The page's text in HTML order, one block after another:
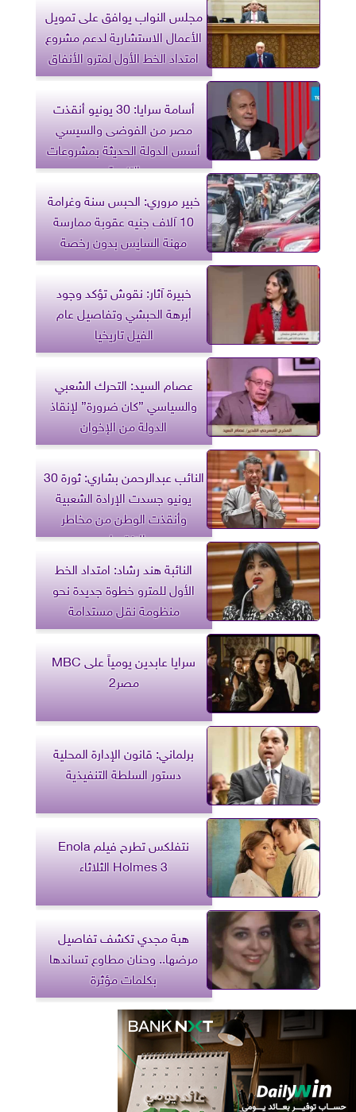
مجلس النواب يوافق على تمويل
الأعمال الاستشارية لدعم مشروع
امتداد الخط الأول لمترو الأنفاق
أسامة سرايا: 30 يونيو أنقذت
مصر من الفوضى والسيسي
أسس الدولة الحديثة بمشروعات
التنمية
خبير مروري: الحبس سنة وغرامة
10 آلاف جنيه عقوبة ممارسة
مهنة السايس بدون رخصة
خبيرة آثار: نقوش تؤكد وجود
أبرهة الحبشي وتفاصيل عام
الفيل تاريخيا
عصام السيد: التحرك الشعبي
والسياسي ”كان ضرورة” لإنقاذ
الدولة من الإخوان
النائب عبدالرحمن بشاري: ثورة 30
يونيو جسدت الإرادة الشعبية
وأنقذت الوطن من مخاطر
الانقسام
النائبة هند رشاد: امتداد الخط
الأول للمترو خطوة جديدة نحو
منظومة نقل مستدامة
سرايا عابدين يومياً على MBC
مصر2
برلماني: قانون الإدارة المحلية
دستور السلطة التنفيذية
نتفلكس تطرح فيلم Enola
Holmes 3 الثلاثاء
هبة مجدي تكشف تفاصيل
مرضها.. وحنان مطاوع تساندها
بكلمات مؤثرة